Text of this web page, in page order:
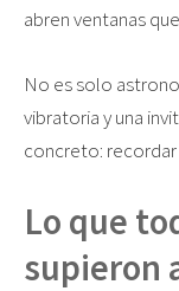
abren ventanas
No es solo
vibratoria y una
concreto:
Lo que
supieron